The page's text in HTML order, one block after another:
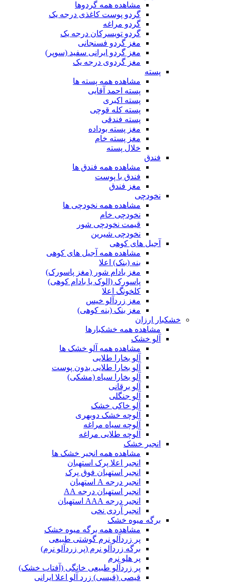
مشاهده همه گردوها
گردو پوست کاغذی درجه یک
گردو مراغه
گردو تویسرکان درجه یک
مغز گردو فسنجانی
مغز گردو ایرانی سفید (سوپر)
مغز گردوی درجه یک
پسته
مشاهده همه پسته ها
پسته احمد آقایی
پسته اکبری
پسته کله قوچی
پسته فندقی
مغز پسته بوداده
مغز پسته خام
خلال پسته
فندق
مشاهده همه فندق ها
فندق با پوست
مغز فندق
نخودچی
مشاهده همه نخودچی ها
نخودچی خام
قیمت نخودچی شور
نخودچی شیرین
آجیل های کوهی
مشاهده همه آجیل های کوهی
بنه (بنک) اعلا
مغز بادام شور (مغز پاسورک)
پاسورک (الوک یا بادام کوهی)
کلخونگ اعلا
مغز زردآلو خیس
مغز بنک (بنه کوهی)
خشکبار ارزان
مشاهده همه خشکبارها
آلو خشک
مشاهده همه آلو خشک ها
آلو بخارا طلایی
آلو بخارا طلایی بدون پوست
آلو بخارا سیاه (مشکی)
آلو برقانی
آلو جنگلی
آلو خاکی خشک
آلوچه خشک دوبهری
آلوچه سیاه مراغه
آلوچه طلایی مراغه
انجیر خشک
مشاهده همه انجیر خشک ها
انجیر اعلا پرک استهبان
انجیر استهبان فوق پرک
انجیر درجه A استهبان
انجیر استهبان درجه AA
انجیر درجه AAA استهبان
انجیر آردی نخی
برگه میوه خشک
مشاهده همه برگه میوه خشک
پر زردآلو نرم گوشتی طبیعی
برگه زردآلو نرم (پر زردآلو نرم)
پر هلو نرم
پر زردآلو طبیعی خانگی (آفتاب خشک)
قیصی (قیسی) زرد آلو اعلا ایرانی